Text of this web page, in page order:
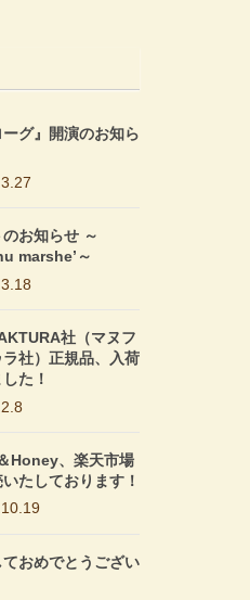
ーグ』開演のお知ら
お知らせ ～
marshe’～
社（マヌフ
ラ社）正規品、入荷
た！
Honey、楽天市場
たしております！
おめでとうござい